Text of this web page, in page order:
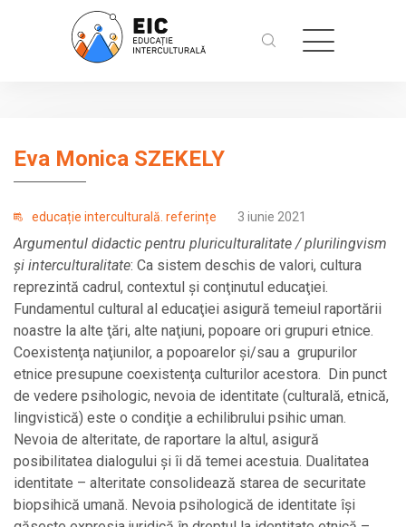
Eva Monica SZEKELY
educație interculturală. referințe 3 iunie 2021
Argumentul didactic pentru pluriculturalitate / plurilingvism
şi interculturalitate: Ca sistem deschis de valori, cultura
reprezintă cadrul, contextul şi conţinutul educaţiei.
Fundamentul cultural al educaţiei asigură temeiul raportării
noastre la alte ţări, alte naţiuni, popoare ori grupuri etnice.
Coexistenţa naţiunilor, a popoarelor şi/sau a grupurilor
etnice presupune coexistenţa culturilor acestora. Din punct
de vedere psihologic, nevoia de identitate (culturală, etnică,
lingvistică) este o condiţie a echilibrului psihic uman.
Nevoia de alteritate, de raportare la altul, asigură
posibilitatea dialogului şi îi dă temei acestuia. Dualitatea
identitate – alteritate consolidează starea de securitate
biopsihică umană. Nevoia psihologică de identitate îşi